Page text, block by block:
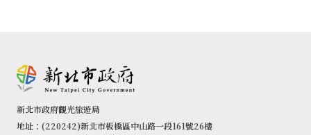
新北市政府觀光旅遊局
地址：(220242)新北市板橋區中山路一段161號26樓